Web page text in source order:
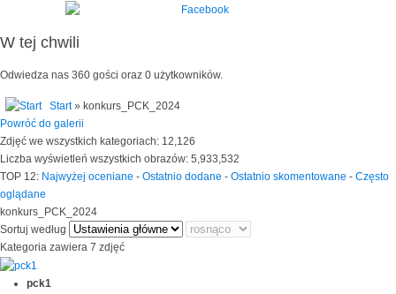
W tej chwili
Odwiedza nas 360 gości oraz 0 użytkowników.
Start» konkurs_PCK_2024
Powróć do galerii
Zdjęć we wszystkich kategoriach: 12,126
Liczba wyświetleń wszystkich obrazów: 5,933,532
TOP 12: Najwyżej oceniane - Ostatnio dodane - Ostatnio skomentowane - Często
oglądane
konkurs_PCK_2024
Sortuj według
Kategoria zawiera 7 zdjęć
pck1